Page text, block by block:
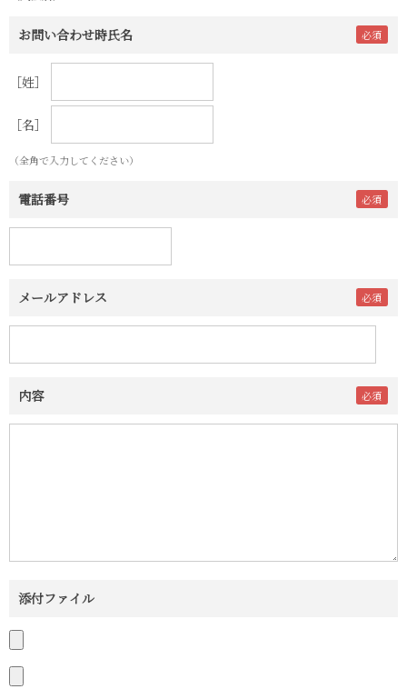
お問い合わせ時氏名
［姓］
［名］
（全角で入力してください）
電話番号
メールアドレス
内容
添付ファイル